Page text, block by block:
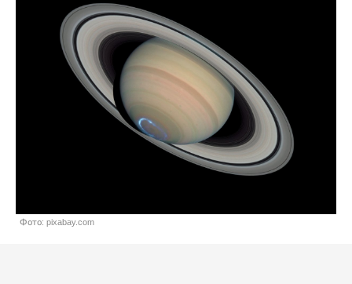
Фото: pixabay.com